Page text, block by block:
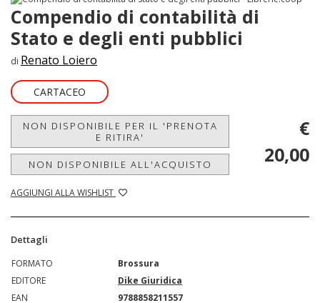
Compendio di contabilità di
Stato e degli enti pubblici
di Renato Loiero
CARTACEO
NON DISPONIBILE PER IL 'PRENOTA
E RITIRA'
NON DISPONIBILE ALL'ACQUISTO
AGGIUNGI ALLA WISHLIST
€
20,00
Dettagli
FORMATO
Brossura
EDITORE
Dike Giuridica
EAN
9788858211557